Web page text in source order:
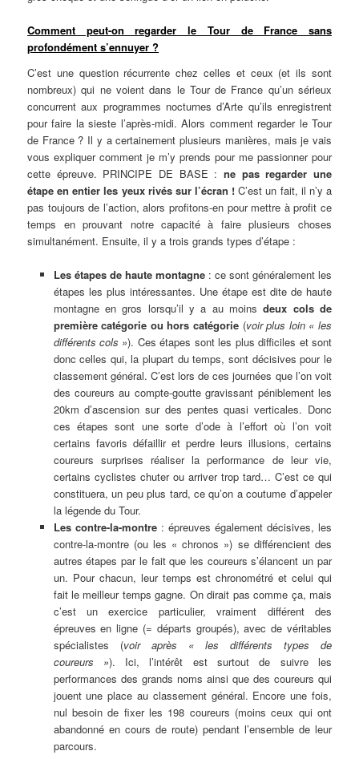
Comment peut-on regarder le Tour de France sans
profondément s’ennuyer ?
C’est une question récurrente chez celles et ceux (et ils sont
nombreux) qui ne voient dans le Tour de France qu’un sérieux
concurrent aux programmes nocturnes d’Arte qu’ils enregistrent
pour faire la sieste l’après-midi. Alors comment regarder le Tour
de France ? Il y a certainement plusieurs manières, mais je vais
vous expliquer comment je m’y prends pour me passionner pour
cette épreuve. PRINCIPE DE BASE : ne pas regarder une
étape en entier les yeux rivés sur l’écran ! C’est un fait, il n’y a
pas toujours de l’action, alors profitons-en pour mettre à profit ce
temps en prouvant notre capacité à faire plusieurs choses
simultanément. Ensuite, il y a trois grands types d’étape :
Les étapes de haute montagne: ce sont généralement les
étapes les plus intéressantes. Une étape est dite de haute
montagne en gros lorsqu’il y a au moinsdeux cols de
première catégorie ou hors catégorie(voir plus loin « les
différents cols »). Ces étapes sont les plus difficiles et sont
donc celles qui, la plupart du temps, sont décisives pour le
classement général. C’est lors de ces journées que l’on voit
des coureurs au compte-goutte gravissant péniblement les
20km d’ascension sur des pentes quasi verticales. Donc
ces étapes sont une sorte d’ode à l’effort où l’on voit
certains favoris défaillir et perdre leurs illusions, certains
coureurs surprises réaliser la performance de leur vie,
certains cyclistes chuter ou arriver trop tard… C’est ce qui
constituera, un peu plus tard, ce qu’on a coutume d’appeler
la légende du Tour.
Les contre-la-montre: épreuves également décisives, les
contre-la-montre (ou les « chronos ») se différencient des
autres étapes par le fait que les coureurs s’élancent un par
un. Pour chacun, leur temps est chronométré et celui qui
fait le meilleur temps gagne. On dirait pas comme ça, mais
c’est un exercice particulier, vraiment différent des
épreuves en ligne (= départs groupés), avec de véritables
spécialistes (voir après « les différents types de
coureurs »). Ici, l’intérêt est surtout de suivre les
performances des grands noms ainsi que des coureurs qui
jouent une place au classement général. Encore une fois,
nul besoin de fixer les 198 coureurs (moins ceux qui ont
abandonné en cours de route) pendant l’ensemble de leur
parcours.